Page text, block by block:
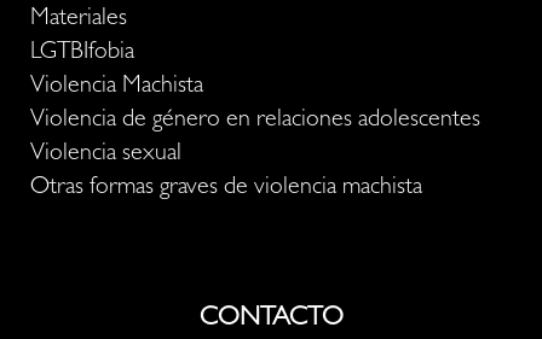
Materiales
LGTBIfobia
Violencia Machista
Violencia de género en relaciones adolescentes
Violencia sexual
Otras formas graves de violencia machista
CONTACTO